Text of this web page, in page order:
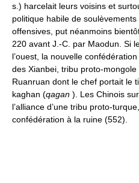
s.) harcelait leurs voisins et
politique habile de
offensives, put néanmoins
220 avant J.-C. par Maodun. Si
l’ouest, la nouvelle
des Xianbei, tribu proto-
Ruanruan dont le chef portait le
kaghan (qagan ). Les Chinois
l’alliance d’une tribu proto-
confédération à la ruine (552).